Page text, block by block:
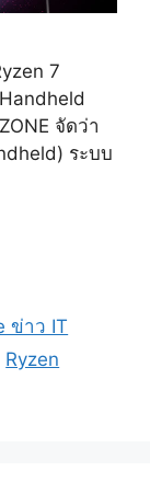
7
จัดว่า
ระบบ
ข่าว IT
Ryzen